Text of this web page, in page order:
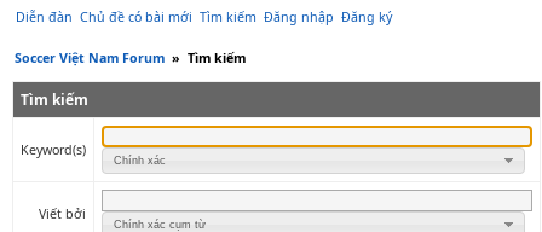
Diễn đàn Chủ đề có bài mới Tìm kiếm Đăng nhập Đăng ký
Soccer Việt Nam Forum » Tìm kiếm
Tìm kiếm
Keyword(s)
Chính xác
Viết bởi
Chính xác cụm từ